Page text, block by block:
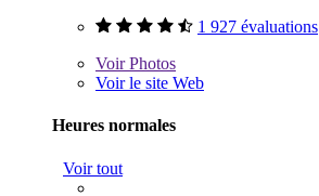
1 927 évaluations
VoirPhotos
Voir le site Web
Heures normales
Voir tout